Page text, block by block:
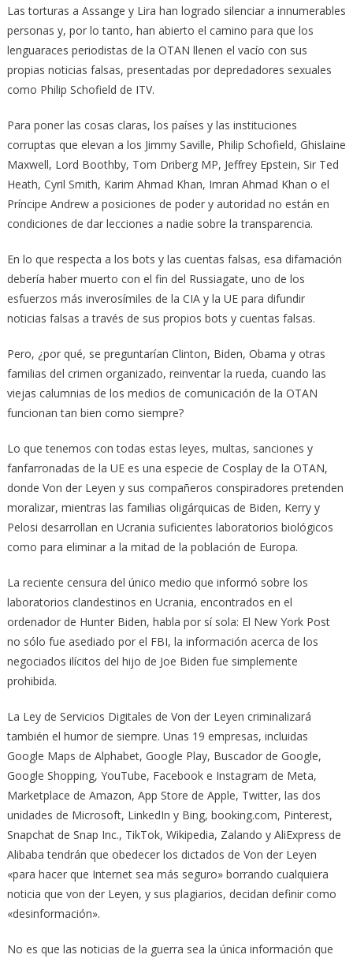
Las torturas a Assange y Lira han logrado silenciar a innumerables
personas y, por lo tanto, han abierto el camino para que los
lenguaraces periodistas de la OTAN llenen el vacío con sus
propias noticias falsas, presentadas por depredadores sexuales
como Philip Schofield de ITV.
Para poner las cosas claras, los países y las instituciones
corruptas que elevan a los Jimmy Saville, Philip Schofield, Ghislaine
Maxwell, Lord Boothby, Tom Driberg MP, Jeffrey Epstein, Sir Ted
Heath, Cyril Smith, Karim Ahmad Khan, Imran Ahmad Khan o el
Príncipe Andrew a posiciones de poder y autoridad no están en
condiciones de dar lecciones a nadie sobre la transparencia.
En lo que respecta a los bots y las cuentas falsas, esa difamación
debería haber muerto con el fin del Russiagate, uno de los
esfuerzos más inverosímiles de la CIA y la UE para difundir
noticias falsas a través de sus propios bots y cuentas falsas.
Pero, ¿por qué, se preguntarían Clinton, Biden, Obama y otras
familias del crimen organizado, reinventar la rueda, cuando las
viejas calumnias de los medios de comunicación de la OTAN
funcionan tan bien como siempre?
Lo que tenemos con todas estas leyes, multas, sanciones y
fanfarronadas de la UE es una especie de Cosplay de la OTAN,
donde Von der Leyen y sus compañeros conspiradores pretenden
moralizar, mientras las familias oligárquicas de Biden, Kerry y
Pelosi desarrollan en Ucrania suficientes laboratorios biológicos
como para eliminar a la mitad de la población de Europa.
La reciente censura del único medio que informó sobre los
laboratorios clandestinos en Ucrania, encontrados en el
ordenador de Hunter Biden, habla por sí sola: El New York Post
no sólo fue asediado por el FBI, la información acerca de los
negociados ilícitos del hijo de Joe Biden fue simplemente
prohibida.
La Ley de Servicios Digitales de Von der Leyen criminalizará
también el humor de siempre. Unas 19 empresas, incluidas
Google Maps de Alphabet, Google Play, Buscador de Google,
Google Shopping, YouTube, Facebook e Instagram de Meta,
Marketplace de Amazon, App Store de Apple, Twitter, las dos
unidades de Microsoft, LinkedIn y Bing, booking.com, Pinterest,
Snapchat de Snap Inc., TikTok, Wikipedia, Zalando y AliExpress de
Alibaba tendrán que obedecer los dictados de Von der Leyen
«para hacer que Internet sea más seguro» borrando cualquiera
noticia que von der Leyen, y sus plagiarios, decidan definir como
«desinformación».
No es que las noticias de la guerra sea la única información que